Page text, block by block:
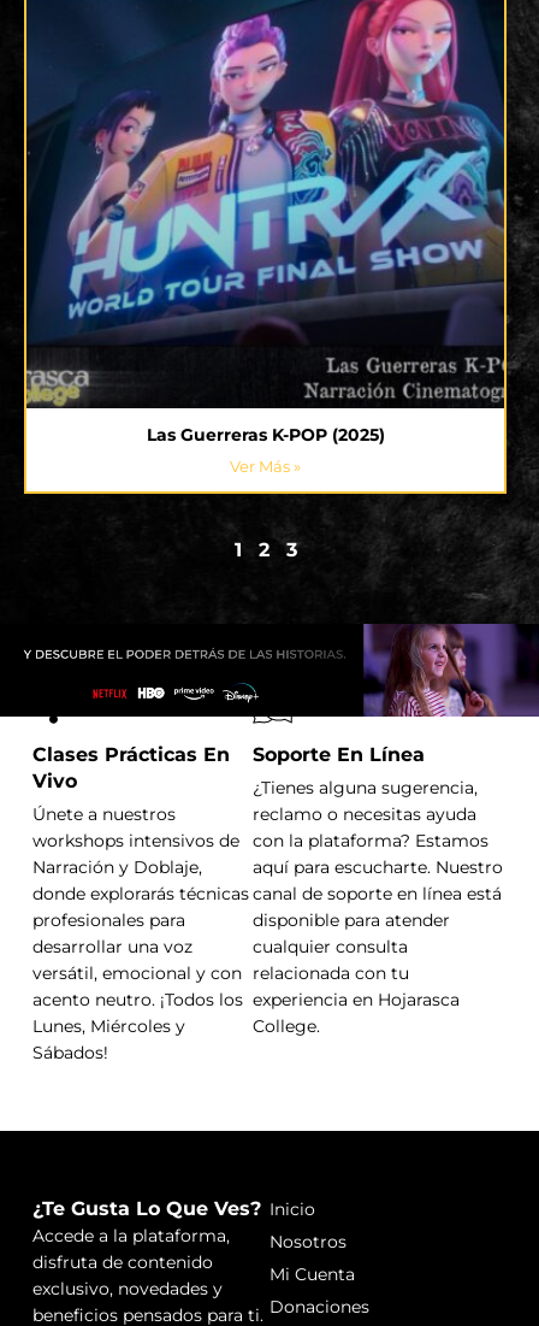
Las Guerreras K-POP (2025)
Ver Más »
1 2 3
Clases Prácticas En
Vivo
Únete a nuestros
workshops intensivos de
Narración y Doblaje,
donde explorarás técnicas
profesionales para
desarrollar una voz
versátil, emocional y con
acento neutro. ¡Todos los
Lunes, Miércoles y
Sábados!
Soporte En Línea
¿Tienes alguna sugerencia,
reclamo o necesitas ayuda
con la plataforma? Estamos
aquí para escucharte. Nuestro
canal de soporte en línea está
disponible para atender
cualquier consulta
relacionada con tu
experiencia en Hojarasca
College.
Inicio
Nosotros
Mi Cuenta
Donaciones
¿Te Gusta Lo Que Ves?
Accede a la plataforma,
disfruta de contenido
exclusivo, novedades y
beneficios pensados para ti.